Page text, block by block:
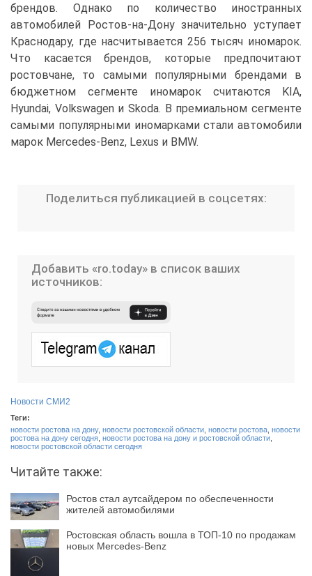
брендов. Однако по количество иностранных
автомобилей Ростов-на-Дону значительно уступает
Краснодару, где насчитывается 256 тысяч иномарок.
Что касается брендов, которые предпочитают
ростовчане, то самыми популярными брендами в
бюджетном сегменте иномарок считаются KIA,
Hyundai, Volkswagen и Skoda. В премиальном сегменте
самыми популярными иномарками стали автомобили
марок Mercedes-Benz, Lexus и BMW.
Поделиться публикацией в соцсетях:
Добавить «ro.today» в список ваших
источников:
Новости СМИ2
Теги:
новости ростова на дону, новости ростовской области новости ростова новости
ростова на дону сегодня новости ростова на дону и ростовской области
новости ростовской области сегодня
Читайте также:
Ростов стал аутсайдером по обеспеченности
жителей автомобилями
Ростовская область вошла в ТОП-10 по продажам
новых Mercedes-Benz